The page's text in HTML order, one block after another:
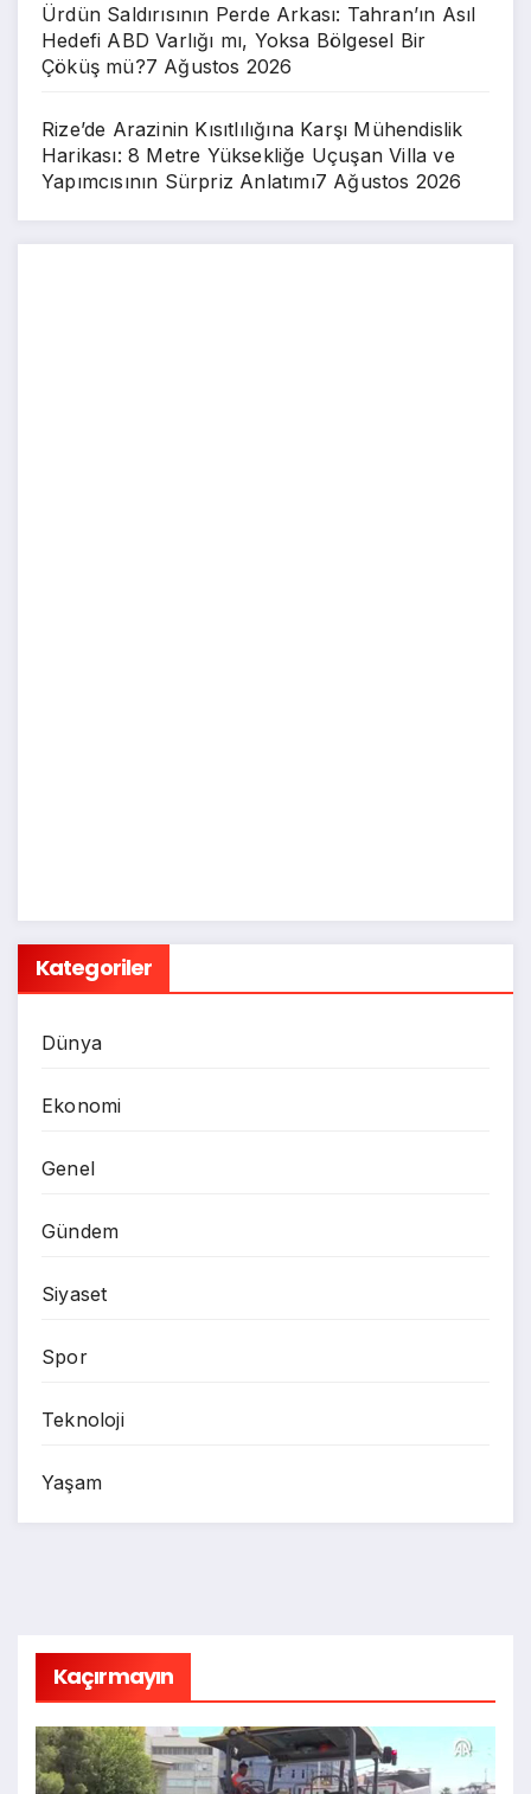
Ürdün Saldırısının Perde Arkası: Tahran’ın Asıl
Hedefi ABD Varlığı mı, Yoksa Bölgesel Bir
Çöküş mü?7 Ağustos 2026
Rize’de Arazinin Kısıtlılığına Karşı Mühendislik
Harikası: 8 Metre Yüksekliğe Uçuşan Villa ve
Yapımcısının Sürpriz Anlatımı7 Ağustos 2026
Kategoriler
Dünya
Ekonomi
Genel
Gündem
Siyaset
Spor
Teknoloji
Yaşam
Kaçırmayın